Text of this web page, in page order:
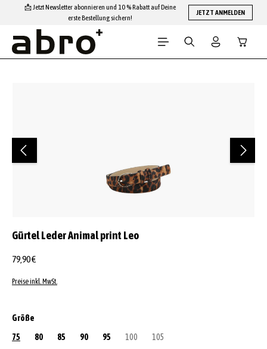
Zum Hauptinhalt springen
📩 Jetzt Newsletter abonnieren und 10 % Rabatt auf Deine
erste Bestellung sichern!
JETZT ANMELDEN
Gürtel Leder Animal print Leo
79,90 €
Preise inkl. MwSt.
Größe
75 80 85 90 95 100 (Diese Option ist zurzeit nicht verfügbar.)
105